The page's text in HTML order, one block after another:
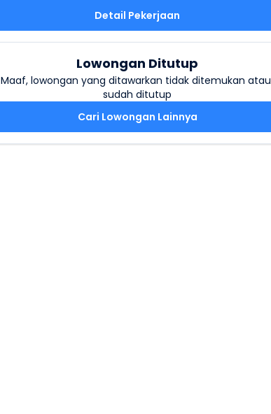
Detail Pekerjaan
Lowongan Ditutup
Maaf, lowongan yang ditawarkan tidak ditemukan atau
sudah ditutup
Cari Lowongan Lainnya